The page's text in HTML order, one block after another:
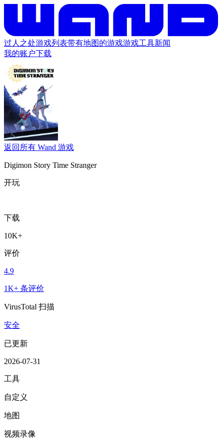
过人之处游戏列表带有地图的游戏游戏工具新闻
我的账户下载
返回所有 Wand 游戏
Digimon Story Time Stranger
开玩
下载
10K+
评价
4.9
1K+ 条评价
VirusTotal 扫描
安全
已更新
2026-07-31
工具
自定义
地图
视频录像